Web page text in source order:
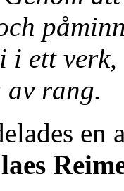
i ett
rang.
en